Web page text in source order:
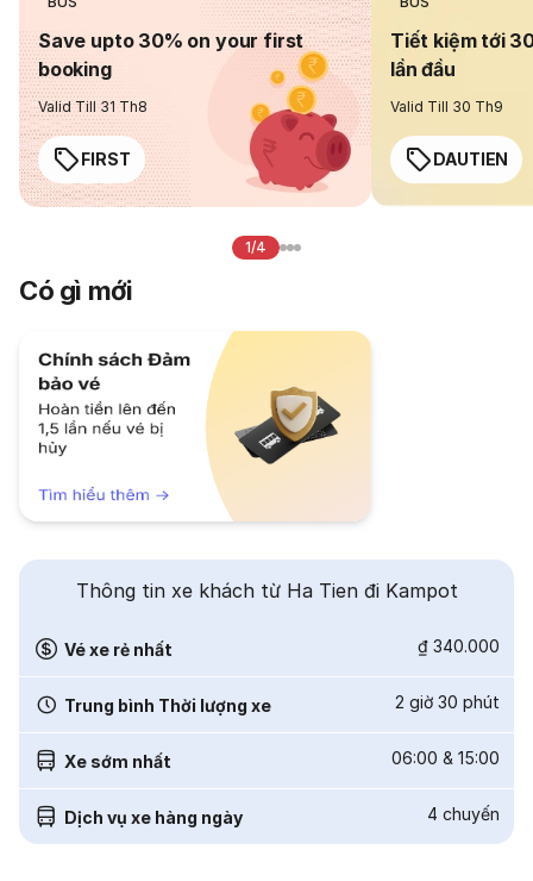
Save upto 30% on your first
booking
Valid Till 31 Th8
FIRST
Tiết kiệm tới
lần đầu
Valid Till 30 Th9
DAUTIEN
1/4
Có gì mới
Thông tin xe khách từ Ha Tien đi Kampot
Vé xe rẻ nhất ₫ 340.000
Trung bình Thời lượng xe 2 giờ 30 phút
Xe sớm nhất 06:00 & 15:00
Dịch vụ xe hàng ngày 4 chuyến